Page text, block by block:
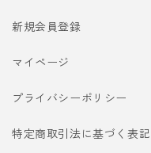
新規会員登録
マイページ
プライバシーポリシー
特定商取引法に基づく表記